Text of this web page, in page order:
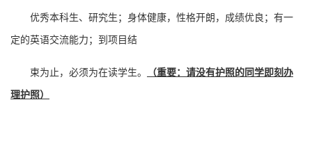
优秀本科生、研究生；身体健康，性格开朗，成绩优良；有一
定的英语交流能力；到项目结
束为止，必须为在读学生。 （重要： 请没有护照的 同学即刻办
理护照）